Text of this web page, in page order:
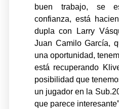
buen trabajo, se
confianza, está
dupla con Larry
Juan Camilo García,
una oportunidad,
está recuperando
posibilidad que
un jugador en la
que parece